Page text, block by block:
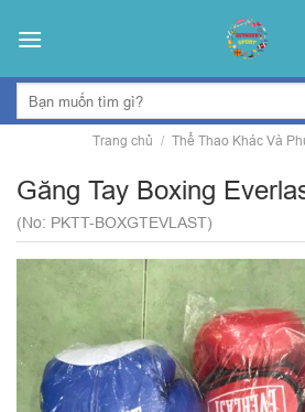
Trang chủ / Thể Thao Khác Và
Găng Tay Boxing
(No: PKTT-BOXGTEVLAST)